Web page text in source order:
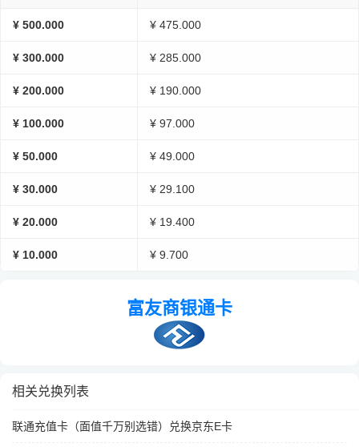
¥ 500.000 ¥ 475.000
¥ 300.000 ¥ 285.000
¥ 200.000 ¥ 190.000
¥ 100.000 ¥ 97.000
¥ 50.000 ¥ 49.000
¥ 30.000 ¥ 29.100
¥ 20.000 ¥ 19.400
¥ 10.000 ¥ 9.700
富友商银通卡
相关兑换列表
联通充值卡（面值千万别选错）兑换京东E卡